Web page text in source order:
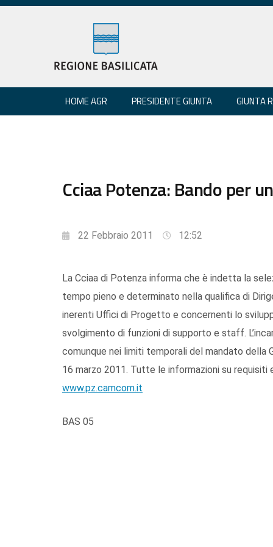
HOME AGR PRESIDENTE GIUNTA GIUNTA
Cciaa Potenza: Bando per
22 Febbraio 2011 12:52
La Cciaa di Potenza informa che è indetta la
tempo pieno e determinato nella qualifica di
inerenti Uffici di Progetto e concernenti lo
svolgimento di funzioni di supporto e staff.
comunque nei limiti temporali del mandato della
16 marzo 2011. Tutte le informazioni su
www.pz.camcom.it
BAS 05